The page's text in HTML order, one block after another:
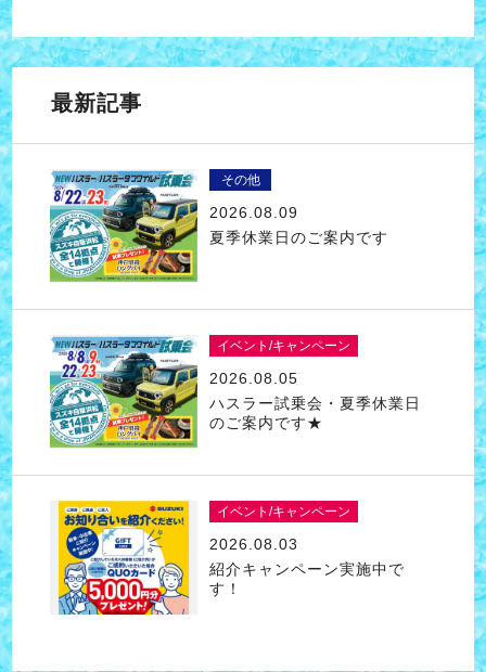
最新記事
その他
2026.08.09
夏季休業日のご案内です
イベント/キャンペーン
2026.08.05
ハスラー試乗会・夏季休業日
のご案内です★
イベント/キャンペーン
2026.08.03
紹介キャンペーン実施中で
す！